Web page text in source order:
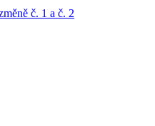
č. 1 a č. 2